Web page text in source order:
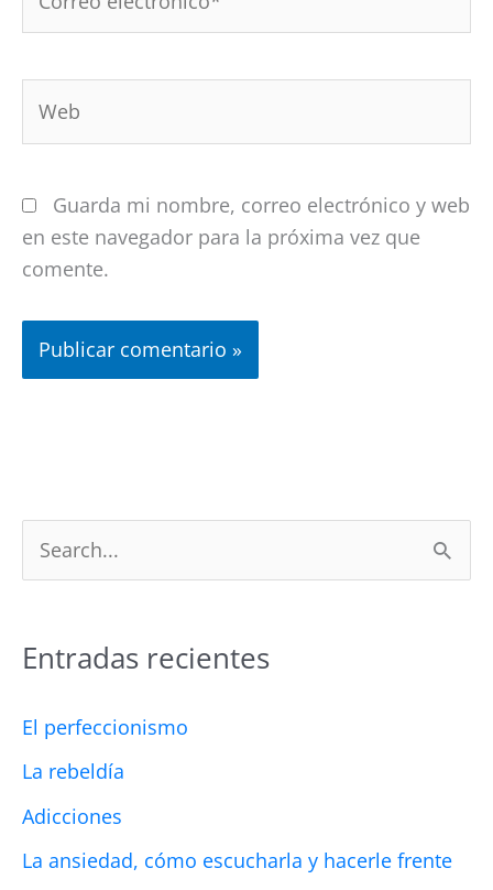
electrónico*
Guarda mi nombre, correo electrónico y web
en este navegador para la próxima vez que
comente.
c
a
o
r
Entradas recientes
El perfeccionismo
La rebeldía
Adicciones
La ansiedad, cómo escucharla y hacerle frente